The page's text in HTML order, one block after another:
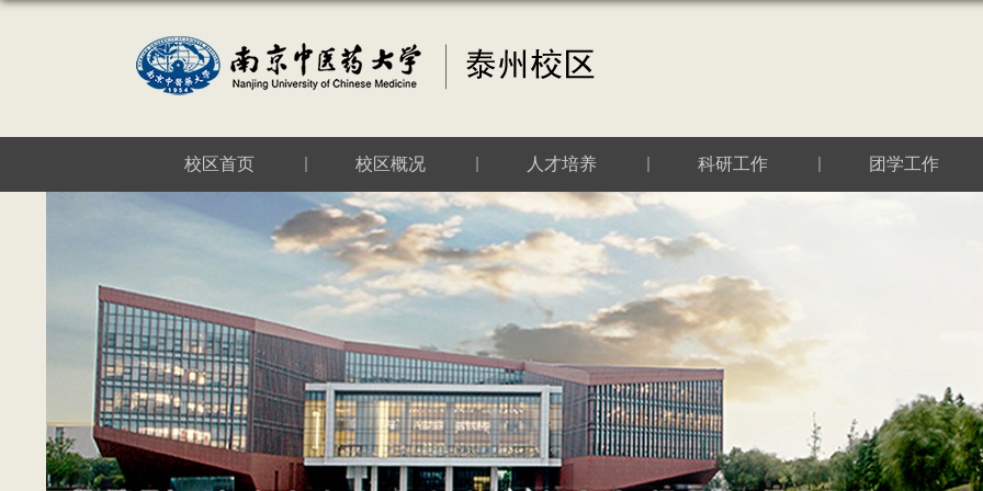
校区首页 校区概况 人才培养 科研工作 团学工作